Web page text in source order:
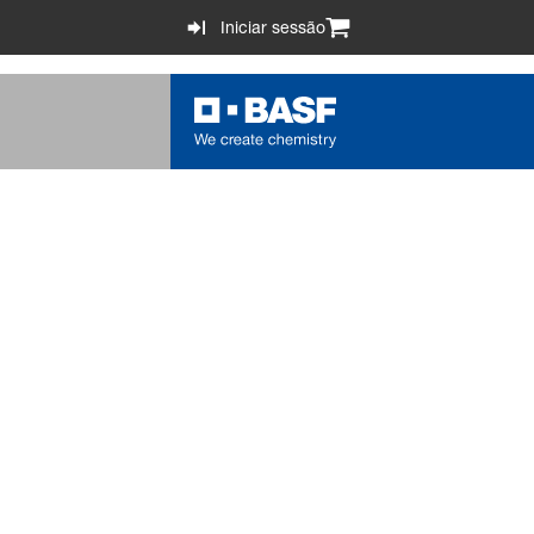
Iniciar sessão